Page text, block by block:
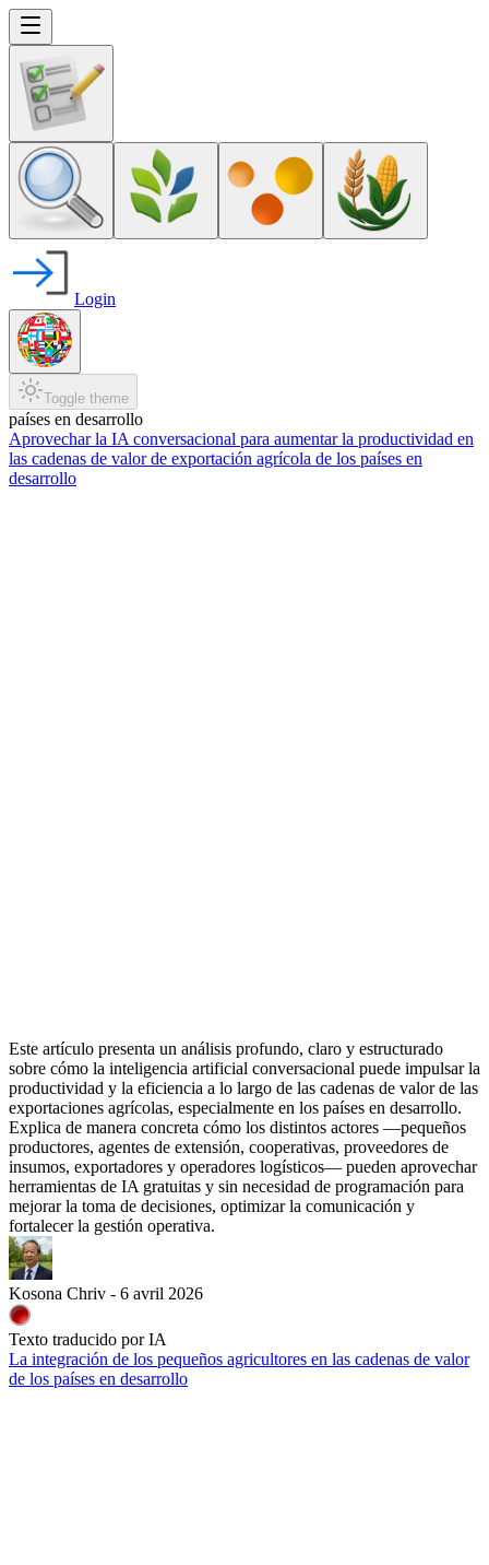
Login
Toggle theme
países en desarrollo
Aprovechar la IA conversacional para aumentar la productividad en
las cadenas de valor de exportación agrícola de los países en
desarrollo
Este artículo presenta un análisis profundo, claro y estructurado
sobre cómo la inteligencia artificial conversacional puede impulsar la
productividad y la eficiencia a lo largo de las cadenas de valor de las
exportaciones agrícolas, especialmente en los países en desarrollo.
Explica de manera concreta cómo los distintos actores —pequeños
productores, agentes de extensión, cooperativas, proveedores de
insumos, exportadores y operadores logísticos— pueden aprovechar
herramientas de IA gratuitas y sin necesidad de programación para
mejorar la toma de decisiones, optimizar la comunicación y
fortalecer la gestión operativa.
Kosona Chriv - 6 avril 2026
Texto traducido por IA
La integración de los pequeños agricultores en las cadenas de valor
de los países en desarrollo